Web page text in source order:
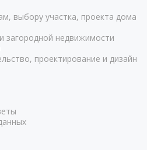
выбору участка, проекта дома
загородной недвижимости
проектирование и дизайн